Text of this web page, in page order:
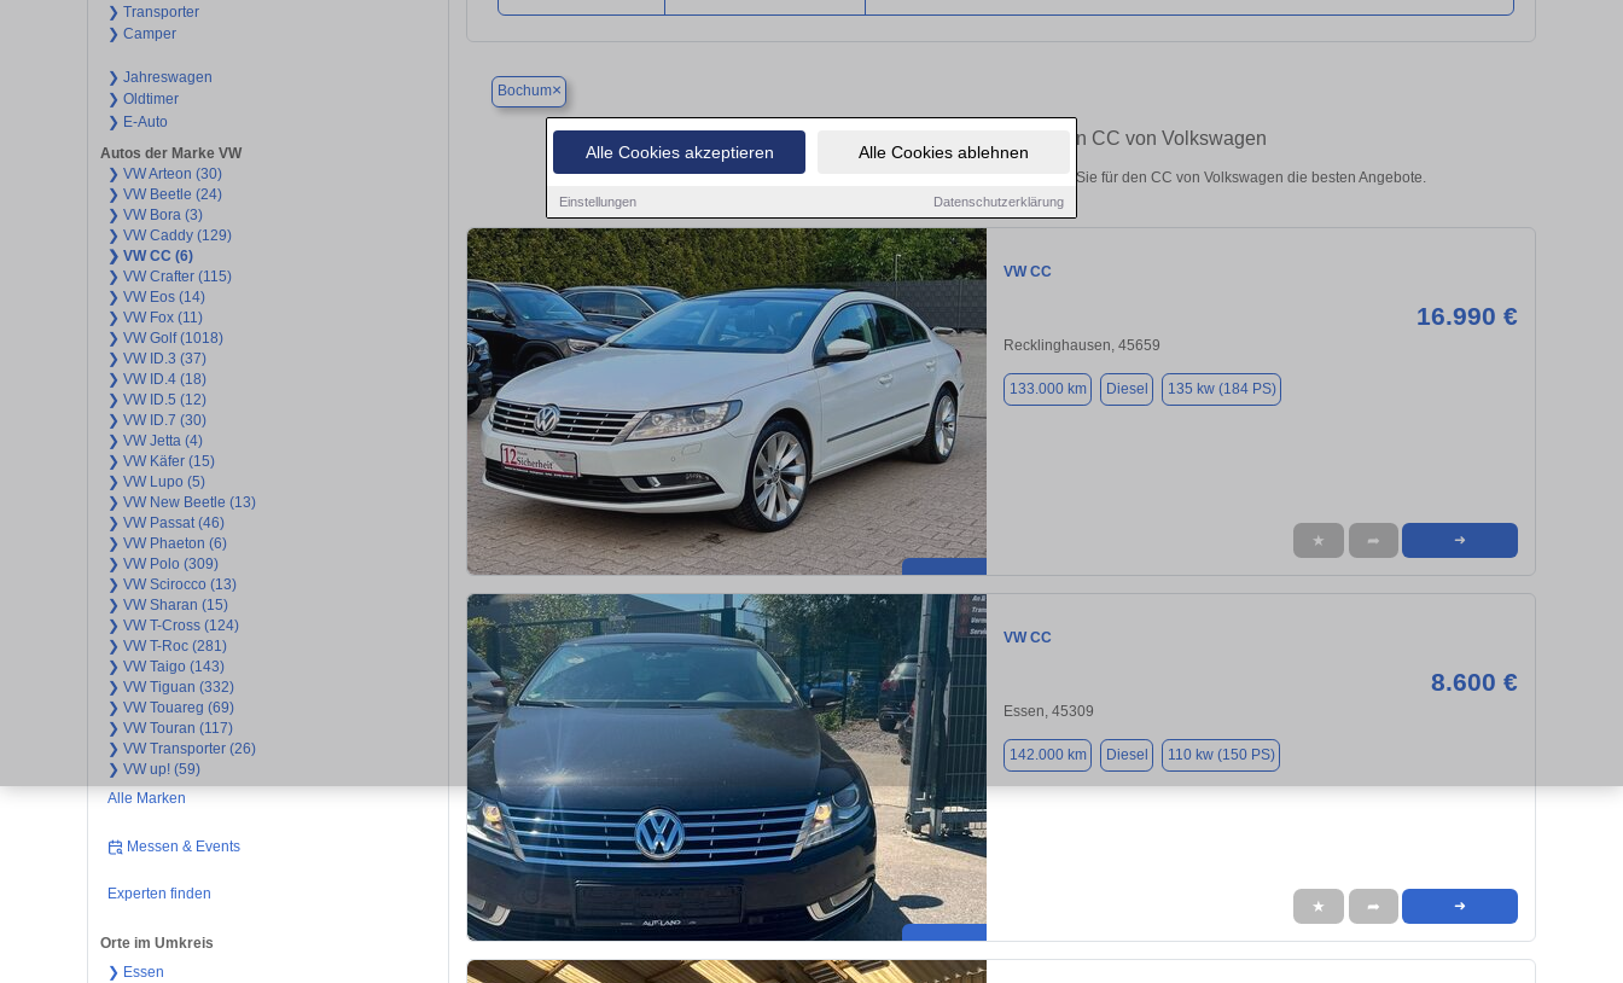
Alle Cookies akzeptieren Alle Cookies ablehnen
Einstellungen Datenschutzerklärung
❯ Transporter
❯ Camper
❯ Jahreswagen
❯ Oldtimer
❯ E-Auto
Autos der Marke VW
❯ VW Arteon (30)
❯ VW Beetle (24)
❯ VW Bora (3)
❯ VW Caddy (129)
❯ VW CC (6)
❯ VW Crafter (115)
❯ VW Eos (14)
❯ VW Fox (11)
❯ VW Golf (1018)
❯ VW ID.3 (37)
❯ VW ID.4 (18)
❯ VW ID.5 (12)
❯ VW ID.7 (30)
❯ VW Jetta (4)
❯ VW Käfer (15)
❯ VW Lupo (5)
❯ VW New Beetle (13)
❯ VW Passat (46)
❯ VW Phaeton (6)
❯ VW Polo (309)
❯ VW Scirocco (13)
❯ VW Sharan (15)
❯ VW T-Cross (124)
❯ VW T-Roc (281)
❯ VW Taigo (143)
❯ VW Tiguan (332)
❯ VW Touareg (69)
❯ VW Touran (117)
❯ VW Transporter (26)
❯ VW up! (59)
Alle Marken
Messen & Events
Experten finden
Orte im Umkreis
❯ Essen
Bochum×
Finden Sie in Bochum Ihren gebrauchten CC von Volkswagen
Entdecken Sie in Bochum gebrauchte VW CC Gebrauchtwagen. Hier finden Sie für den CC von Volkswagen die besten Angebote.
VW CC
16.990 €
Recklinghausen, 45659
133.000 km Diesel 135 kw (184 PS)
★ ➦ ➜
VW CC
8.600 €
Essen, 45309
142.000 km Diesel 110 kw (150 PS)
★ ➦ ➜